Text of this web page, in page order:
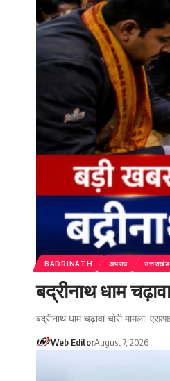
BADRINATH अपराध उत्तराखंड
बद्रीनाथ धाम
बद्रीनाथ धाम चढ़ावा चोरी मामला:
Web EditorAugust 7, 2026